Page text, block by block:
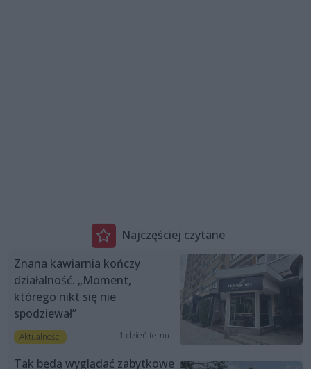
Najczęściej czytane
Znana kawiarnia kończy
działalność. „Moment,
którego nikt się nie
spodziewał”
Aktualności 1 dzień temu
Tak będą wyglądać zabytkowe